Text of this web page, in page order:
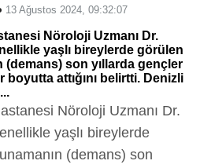
13 Ağustos 2024, 09:32:07
Nöroloji Uzmanı Dr.
yaşlı bireylerde görülen
(demans) son yıllarda gençler
attığını belirtti. Denizli
Nöroloji Uzmanı Dr.
yaşlı bireylerde
(demans) son